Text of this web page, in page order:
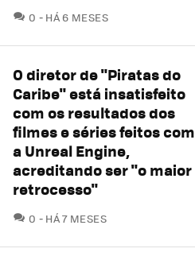
0 COMENTÁRIOS
HÁ 6 MESES
O diretor de "Piratas do
Caribe" está insatisfeito
com os resultados dos
filmes e séries feitos com
a Unreal Engine,
acreditando ser "o maior
retrocesso"
0 COMENTÁRIOS
HÁ 7 MESES